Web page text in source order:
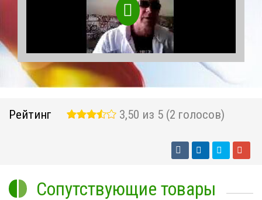
Рейтинг 3,50 из 5 (2 голосов)
Сопутствующие товары